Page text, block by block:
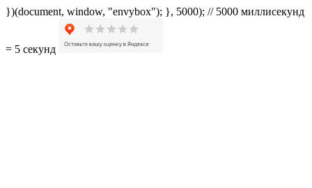
})(document, window, "envybox"); }, 5000); // 5000 миллисекунд
= 5 секунд